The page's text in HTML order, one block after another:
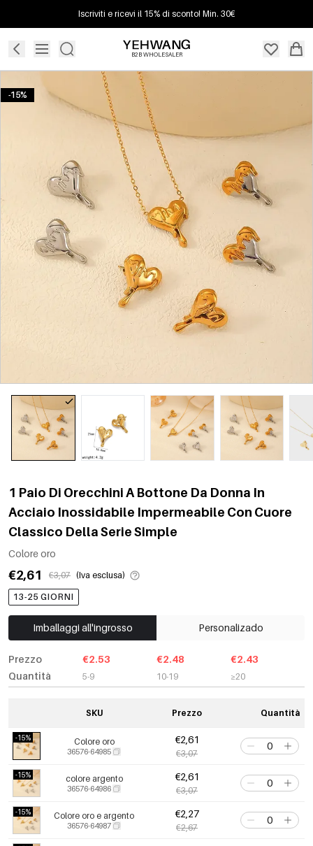
Iscriviti e ricevi il 15% di sconto! Min. 30€
B2B WHOLESALER
-15%
1 Paio Di Orecchini A Bottone Da Donna In
Acciaio Inossidabile Impermeabile Con Cuore
Classico Della Serie Simple
Colore oro
€2,61 €3,07 (Iva esclusa)
13-25 GIORNI
Imballaggi all'ingrosso Personalizado
Prezzo
Quantità
€2.53
5-9
€2.48
10-19
€2.43
≥20
SKU Prezzo Quantità
-15% Colore oro
36576-64985
€2,61
€3,07
-15% colore argento
36576-64986
€2,61
€3,07
-15% Colore oro e argento
36576-64987
€2,27
€2,67